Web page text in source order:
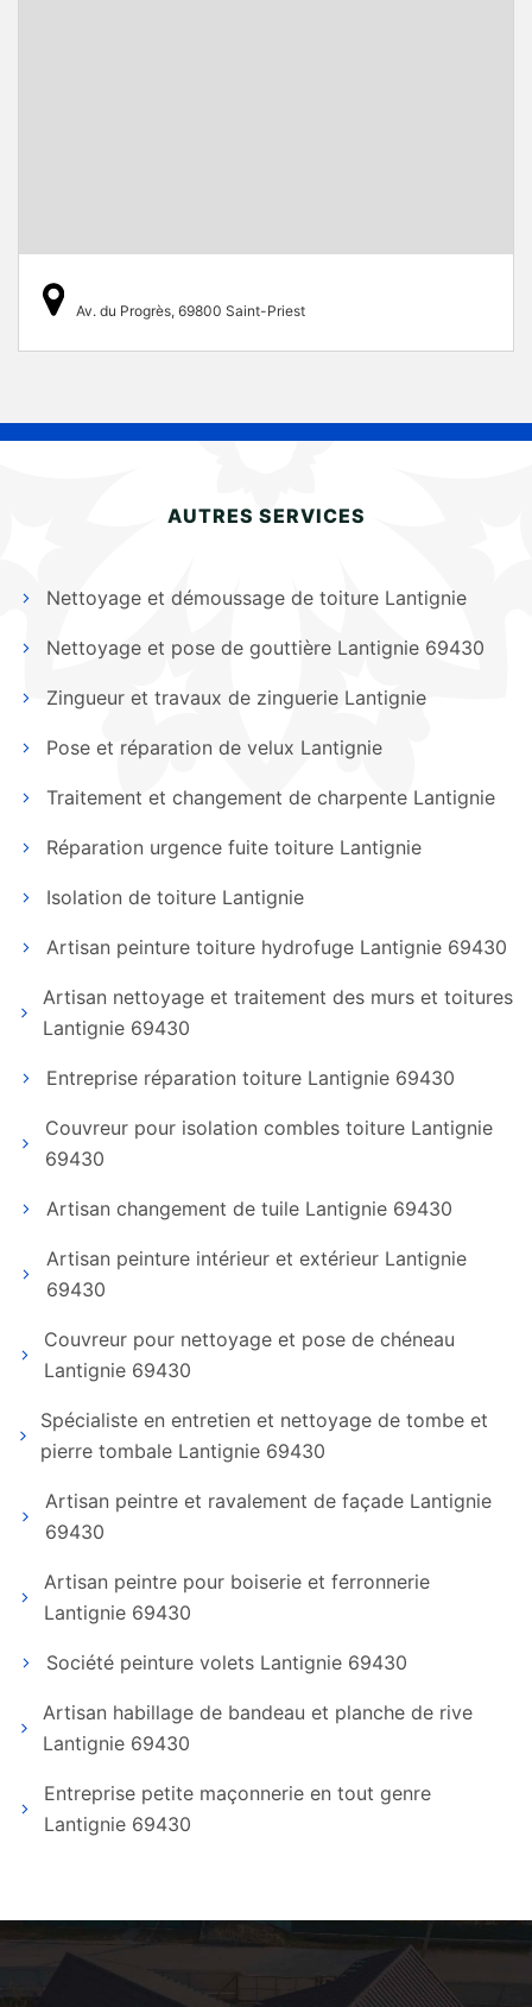
Av. du Progrès, 69800 Saint-Priest
AUTRES SERVICES
Nettoyage et démoussage de toiture Lantignie
Nettoyage et pose de gouttière Lantignie 69430
Zingueur et travaux de zinguerie Lantignie
Pose et réparation de velux Lantignie
Traitement et changement de charpente Lantignie
Réparation urgence fuite toiture Lantignie
Isolation de toiture Lantignie
Artisan peinture toiture hydrofuge Lantignie 69430
Artisan nettoyage et traitement des murs et toitures
Lantignie 69430
Entreprise réparation toiture Lantignie 69430
Couvreur pour isolation combles toiture Lantignie
69430
Artisan changement de tuile Lantignie 69430
Artisan peinture intérieur et extérieur Lantignie
69430
Couvreur pour nettoyage et pose de chéneau
Lantignie 69430
Spécialiste en entretien et nettoyage de tombe et
pierre tombale Lantignie 69430
Artisan peintre et ravalement de façade Lantignie
69430
Artisan peintre pour boiserie et ferronnerie
Lantignie 69430
Société peinture volets Lantignie 69430
Artisan habillage de bandeau et planche de rive
Lantignie 69430
Entreprise petite maçonnerie en tout genre
Lantignie 69430